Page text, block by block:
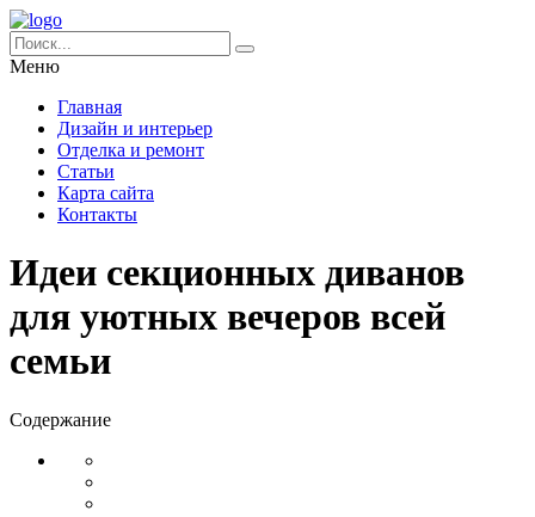
Меню
Главная
Дизайн и интерьер
Отделка и ремонт
Статьи
Карта сайта
Контакты
Идеи секционных диванов
для уютных вечеров всей
семьи
Содержание